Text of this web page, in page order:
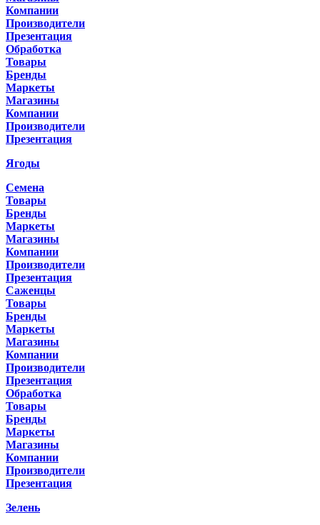
Компании
Производители
Презентация
Обработка
Товары
Бренды
Маркеты
Магазины
Компании
Производители
Презентация
Ягоды
Семена
Товары
Бренды
Маркеты
Магазины
Компании
Производители
Презентация
Саженцы
Товары
Бренды
Маркеты
Магазины
Компании
Производители
Презентация
Обработка
Товары
Бренды
Маркеты
Магазины
Компании
Производители
Презентация
Зелень